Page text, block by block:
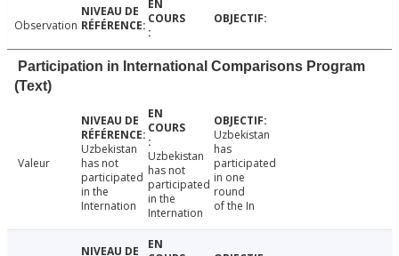
Observation
Participation in International Comparisons Program
(Text)
Valeur
Uzbekistan
has not
participated
in the
Internation
Uzbekistan
has not
participated
in the
Internation
Uzbekistan
has
participated
in one
round
of the In